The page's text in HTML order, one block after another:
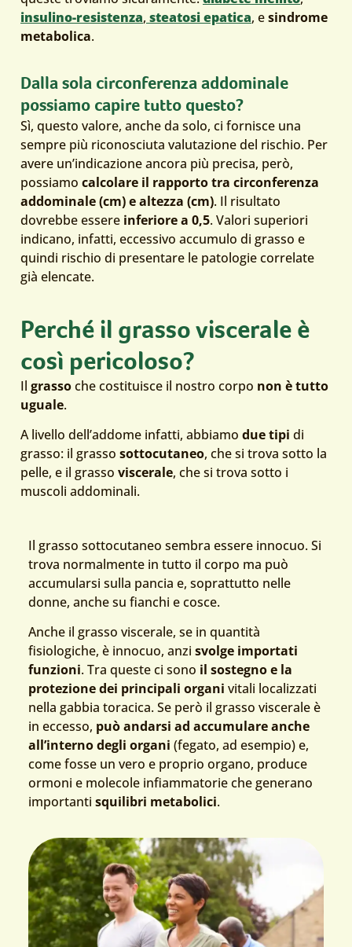
insulino-resistenza, steatosi epatica, esindrome
metabolica.
Dalla sola circonferenza addominale
possiamo capire tutto questo?
Sì, questo valore, anche da solo, ci fornisce una
sempre più riconosciuta valutazione del rischio. Per
avere un’indicazione ancora più precisa, però,
possiamo calcolare il rapporto tra circonferenza
addominale (cm) e altezza (cm). Il risultato
dovrebbe essere inferiore a 0,5. Valori superiori
indicano, infatti, eccessivo accumulo di grasso e
quindi rischio di presentare le patologie correlate
già elencate.
Perché il grasso viscerale è
così pericoloso?
Il grassoche costituisce il nostro corpo non è tutto
uguale.
A livello dell’addome infatti, abbiamo due tipi di
grasso: il grasso sottocutaneo, che si trova sotto la
pelle, e il grasso viscerale, che si trova sotto i
muscoli addominali.
Il grasso sottocutaneo sembra essere innocuo. Si
trova normalmente in tutto il corpo ma può
accumularsi sulla pancia e, soprattutto nelle
donne, anche su fianchi e cosce.
Anche il grasso viscerale, se in quantità
fisiologiche, è innocuo, anzi svolge importati
funzioni. Tra queste ci sono il sostegno e la
protezione dei principali organi vitali localizzati
nella gabbia toracica. Se però il grasso viscerale è
in eccesso, può andarsi ad accumulare anche
all’interno degli organi (fegato, ad esempio) e,
come fosse un vero e proprio organo, produce
ormoni e molecole infiammatorie che generano
importanti squilibri metabolici.